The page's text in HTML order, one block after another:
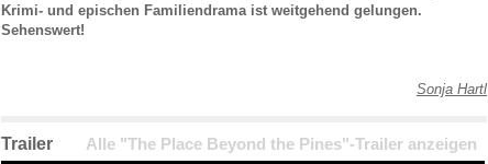
Krimi- und epischen Familiendrama ist weitgehend gelungen.
Sehenswert!
Sonja Hartl
Trailer Alle "The Place Beyond the Pines"-Trailer anzeigen